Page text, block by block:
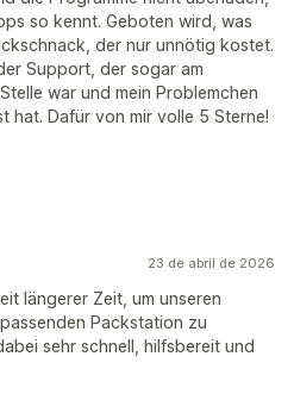
so kennt. Geboten wird, was
der nur unnötig kostet.
Support, der sogar am
war und mein Problemchen
hat. Dafür von mir volle 5 Sterne!
23 de abril de 2026
längerer Zeit, um unseren
Packstation zu
sehr schnell, hilfsbereit und